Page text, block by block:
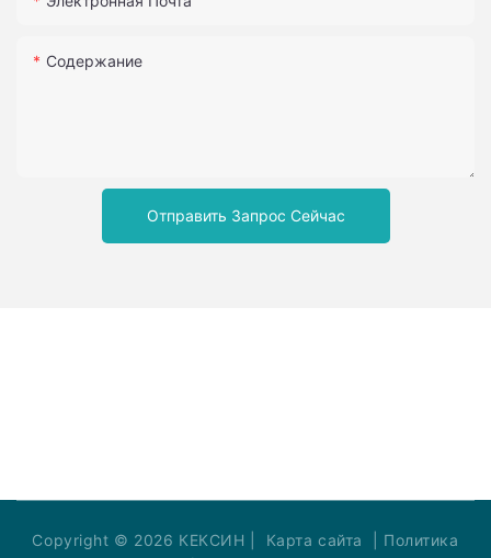
Содержание
Отправить Запрос Сейчас
Copyright © 2026 КЕКСИН | Карта сайта
Политика